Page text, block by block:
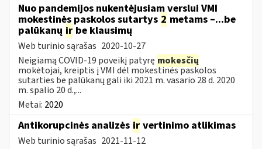
Nuo pandemijos nukentėjusiam verslui VMI
mokestinės paskolos sutartys 2 metams –...be
palūkanų ir be klausimų
Web turinio sąrašas 2020-10-27
Neigiamą COVID-19 poveikį patyrę mokesčių
mokėtojai, kreiptis į VMI dėl mokestinės paskolos
sutarties be palūkanų gali iki 2021 m. vasario 28 d. 2020
m. spalio 20 d.,...
Metai: 2020
Antikorupcinės analizės ir vertinimo atlikimas
Web turinio sąrašas 2021-11-12